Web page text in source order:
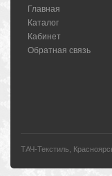
Главная
Каталог
Кабинет
Обратная связь
ТАЧ-Текстиль,